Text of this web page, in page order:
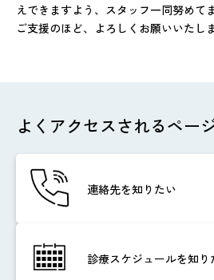
えできますよう、スタッフ一同努めて
ご支援のほど、よろしくお願いいたしま
よくアクセスされるペー
連絡先を知りたい
診療スケジュールを知り